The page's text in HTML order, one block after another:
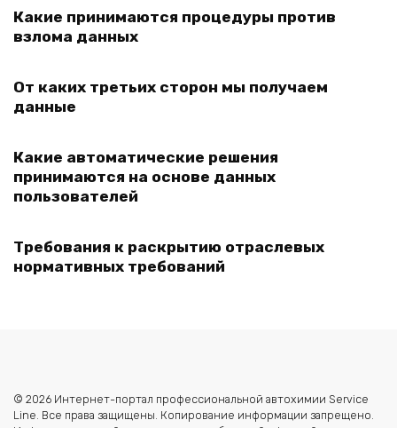
Какие принимаются процедуры против
взлома данных
От каких третьих сторон мы получаем
данные
Какие автоматические решения
принимаются на основе данных
пользователей
Требования к раскрытию отраслевых
нормативных требований
© 2026 Интернет-портал профессиональной автохимии Service
Line. Все права защищены. Копирование информации запрещено.